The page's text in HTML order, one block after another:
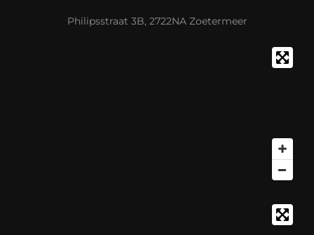
Philipsstraat 3B, 2722NA Zoetermeer